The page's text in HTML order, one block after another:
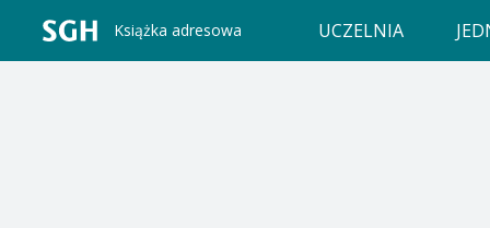
Książka adresowa UCZELNIA